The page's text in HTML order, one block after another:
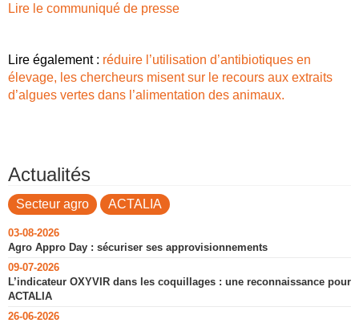
Lire le communiqué de presse
Lire également : réduire l’utilisation d’antibiotiques en
élevage, les chercheurs misent sur le recours aux extraits
d’algues vertes dans l’alimentation des animaux.
Actualités
Secteur agro ACTALIA
03-08-2026
Agro Appro Day : sécuriser ses approvisionnements
09-07-2026
L’indicateur OXYVIR dans les coquillages : une reconnaissance pour
ACTALIA
26-06-2026